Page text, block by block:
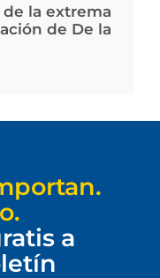
la extrema
de De la
a